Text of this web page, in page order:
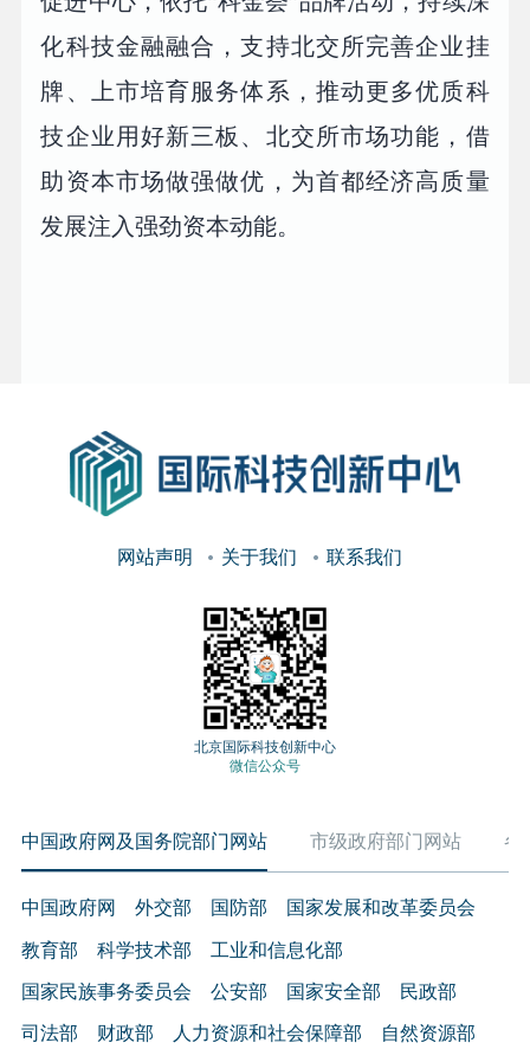
化科技金融融合，支持北交所完善企业挂
牌、上市培育服务体系，推动更多优质科
技企业用好新三板、北交所市场功能，借
助资本市场做强做优，为首都经济高质量
发展注入强劲资本动能。
网站声明 关于我们 联系我们
北京国际科技创新中心
微信公众号
中国政府网及国务院部门网站 市级政府部门网站 各
中国政府网 外交部 国防部 国家发展和改革委员会
教育部 科学技术部 工业和信息化部
国家民族事务委员会 公安部 国家安全部 民政部
司法部 财政部 人力资源和社会保障部 自然资源部